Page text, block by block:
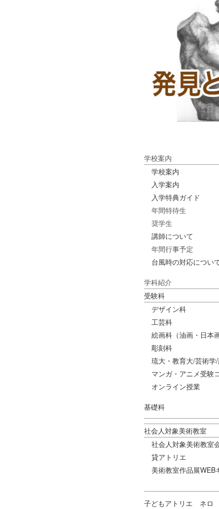
学校案内
学校案内
入学案内
入学特典ガイド
年間特待生
奨学生
講師について
年間行事予定
台風時の対応につい
学科紹介
受験科
デザイン科
工芸科
絵画科（油画・日本画
彫刻科
琉大・教育大/芸術学
マンガ・アニメ受験
オンライン授業
基礎科
社会人対象美術教室
社会人対象美術教室
貸アトリエ
美術教室作品展WEB
子どもアトリエ ネロ